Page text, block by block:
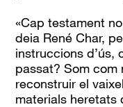
«Cap testament
deia René Char,
instruccions d’ús,
passat? Som com
reconstruir el
materials heretats